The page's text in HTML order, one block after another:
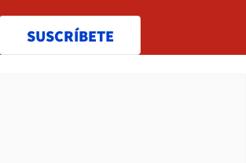
SUSCRÍBETE